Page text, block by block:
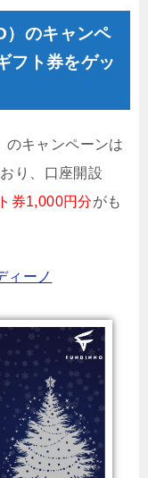
）のキャンペ
フト券をゲッ
のキャンペーンは
り、口座開設
券1,000円分がも
ィーノ